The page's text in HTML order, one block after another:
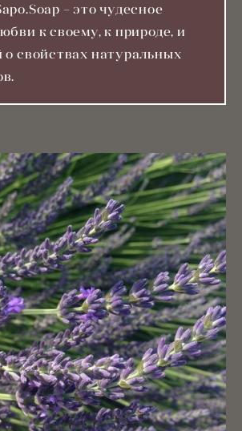
– это чудесное
к своему, к природе, и
о свойствах натуральных